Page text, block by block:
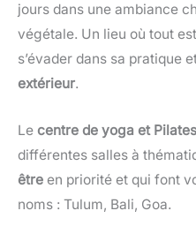
jours dans une ambiance
végétale. Un lieu où tout
s’évader dans sa pratique
extérieur.
Le centre de yoga et
différentes salles à
être en priorité et qui font
noms : Tulum, Bali, Goa.